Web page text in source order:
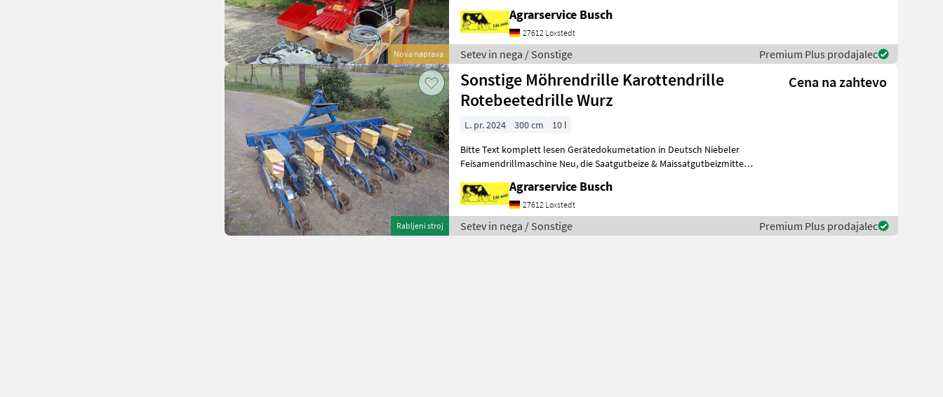
Nova naprava
Agrarservice Busch
27612 Loxstedt
Setev in nega / Sonstige Premium Plus prodajalec
Rabljeni stroj
Sonstige Möhrendrille Karottendrille
Rotebeetedrille Wurz
Cena na zahtevo
L. pr. 2024 300 cm
10 l
Bitte Text komplett lesen Gerätedokumetation in Deutsch Niebeler
Feisamendrillmaschine Neu, die Saatgutbeize & Maissatgutbeizmittel
Agrarservice Busch
27612 Loxstedt
Setev in nega / Sonstige Premium Plus prodajalec